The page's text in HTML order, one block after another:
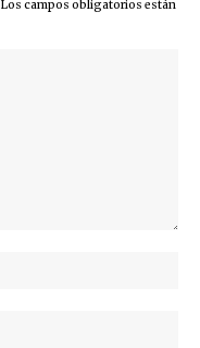
Los campos obligatorios están